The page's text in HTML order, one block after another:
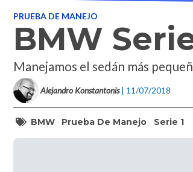
PRUEBA DE MANEJO
BMW
Manejamos el sedán más
Alejandro Konstantonis | 11/07/2018
BMW Prueba De Manejo Serie 1